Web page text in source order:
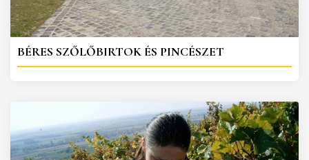
BÉRES SZŐLŐBIRTOK ÉS PINCÉSZET